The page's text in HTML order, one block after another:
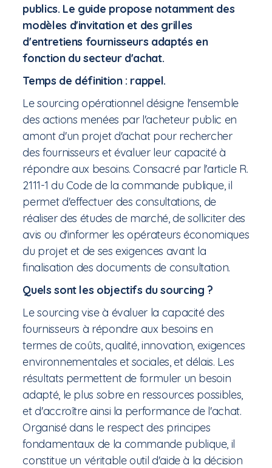
publics. Le guide propose notamment des
modèles d'invitation et des grilles
d'entretiens fournisseurs adaptés en
fonction du secteur d'achat.
Temps de définition : rappel.
Le sourcing opérationnel désigne l'ensemble
des actions menées par l'acheteur public en
amont d'un projet d'achat pour rechercher
des fournisseurs et évaluer leur capacité à
répondre aux besoins. Consacré par l'article R.
2111-1 du Code de la commande publique, il
permet d'effectuer des consultations, de
réaliser des études de marché, de solliciter des
avis ou d'informer les opérateurs économiques
du projet et de ses exigences avant la
finalisation des documents de consultation.
Quels sont les objectifs du sourcing ?
Le sourcing vise à évaluer la capacité des
fournisseurs à répondre aux besoins en
termes de coûts, qualité, innovation, exigences
environnementales et sociales, et délais. Les
résultats permettent de formuler un besoin
adapté, le plus sobre en ressources possibles,
et d'accroître ainsi la performance de l'achat.
Organisé dans le respect des principes
fondamentaux de la commande publique, il
constitue un véritable outil d'aide à la décision